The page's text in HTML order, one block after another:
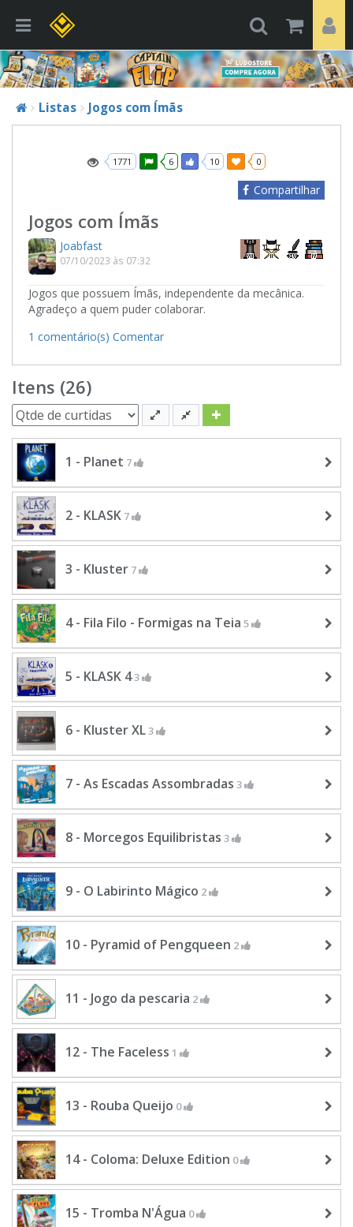
Listas Jogos com Ímãs
1771 6 10 0
Compartilhar
Jogos com Ímãs
Joabfast
07/10/2023 às 07:32
Jogos que possuem Ímãs, independente da mecânica.
Agradeço a quem puder colaborar.
1 comentário(s) Comentar
Itens (26)
1 - Planet 7
2 - KLASK 7
3 - Kluster 7
4 - Fila Filo - Formigas na Teia 5
5 - KLASK 43
6 - Kluster XL3
7 - As Escadas Assombradas 3
8 - Morcegos Equilibristas 3
9 - O Labirinto Mágico 2
10 - Pyramid of Pengqueen 2
11 - Jogo da pescaria 2
12 - The Faceless 1
13 - Rouba Queijo 0
14 - Coloma: Deluxe Edition 0
15 - Tromba N'Água 0